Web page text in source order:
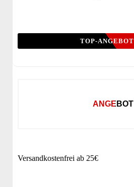
TOP-ANGEBOT
ANGEBOT
Versandkostenfrei ab 25€